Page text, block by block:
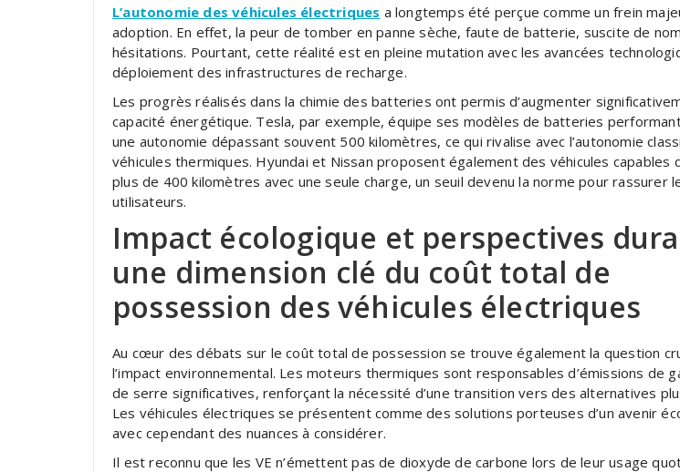
L’autonomie des véhicules électriques a longtemps été perçue comme un frein
adoption. En effet, la peur de tomber en panne sèche, faute de batterie, suscite de
hésitations. Pourtant, cette réalité est en pleine mutation avec les avancées
déploiement des infrastructures de recharge.
Les progrès réalisés dans la chimie des batteries ont permis d’augmenter
capacité énergétique. Tesla, par exemple, équipe ses modèles de batteries
une autonomie dépassant souvent 500 kilomètres, ce qui rivalise avec l’autonomie
véhicules thermiques. Hyundai et Nissan proposent également des véhicules capables
plus de 400 kilomètres avec une seule charge, un seuil devenu la norme pour rassurer
utilisateurs.
Impact écologique et perspectives
une dimension clé du coût total de
possession des véhicules électriques
Au cœur des débats sur le coût total de possession se trouve également la question
l’impact environnemental. Les moteurs thermiques sont responsables d’émissions de
de serre significatives, renforçant la nécessité d’une transition vers des alternatives
Les véhicules électriques se présentent comme des solutions porteuses d’un avenir
avec cependant des nuances à considérer.
Il est reconnu que les VE n’émettent pas de dioxyde de carbone lors de leur usage